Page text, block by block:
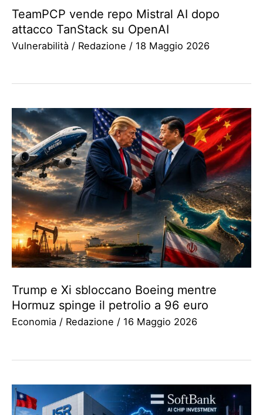
TeamPCP vende repo Mistral AI dopo
attacco TanStack su OpenAI
Vulnerabilità / Redazione / 18 Maggio 2026
Trump e Xi sbloccano Boeing mentre
Hormuz spinge il petrolio a 96 euro
Economia / Redazione / 16 Maggio 2026